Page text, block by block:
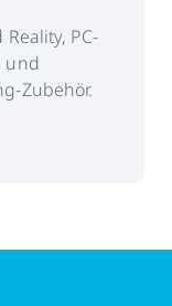
PC-
und
Zubehör.